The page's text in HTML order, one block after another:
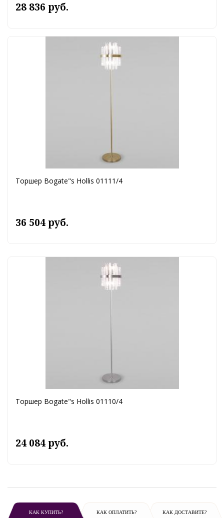
28 836 руб.
Торшер Bogate"s Hollis 01111/4
36 504 руб.
Торшер Bogate"s Hollis 01110/4
24 084 руб.
КАК КУПИТЬ? КАК ОПЛАТИТЬ? КАК ДОСТАВИТЕ?